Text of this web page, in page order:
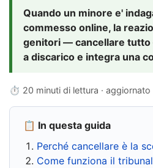
Quando un minore e'
commesso online, la
genitori — cancellare
a discarico e integra una
⏱ 20 minuti di lettura · aggiornato
📋 In questa guida
Perché cancellare è la
Come funziona il